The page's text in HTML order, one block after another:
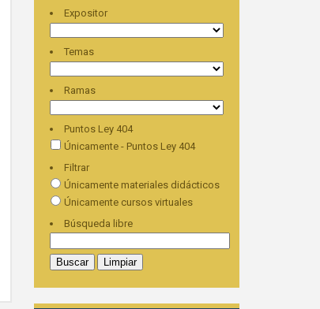
Expositor
Temas
Ramas
Puntos Ley 404
Únicamente - Puntos Ley 404
Filtrar
Únicamente materiales didácticos
Únicamente cursos virtuales
Búsqueda libre